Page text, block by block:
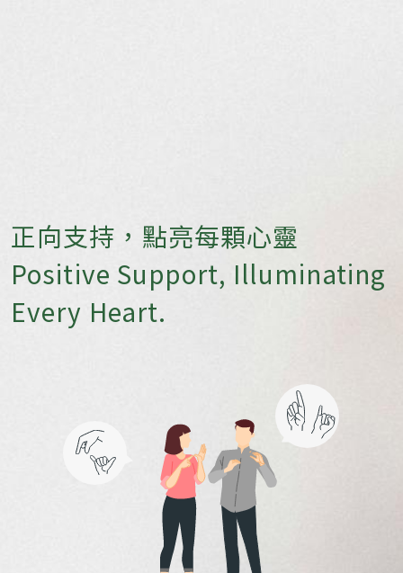
正向支持，點亮每顆心靈
Positive Support, Illuminating
Every Heart.